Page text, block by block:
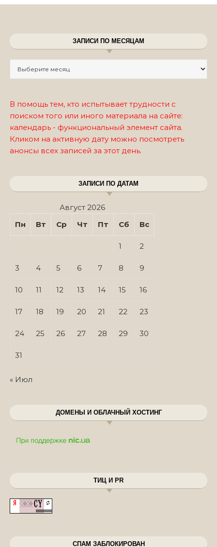
ЗАПИСИ ПО МЕСЯЦАМ
В помощь тем, кто испытывает трудности с
поиском того или иного материала на сайте:
календарь - функциональный элемент сайта.
Кликом на активную дату можно посмотреть
анонсы всех записей за этот день.
ЗАПИСИ ПО ДАТАМ
Август 2026
Пн
Вт Ср Чт Пт Сб Вс
1 2
3 4 5 6 7 8 9
10 11 12 13 14 15 16
17 18 19 20 21 22 23
24 25 26 27 28 29 30
31
« Июл
ДОМЕНЫ И ОБЛАЧНЫЙ ХОСТИНГ
ТИЦ И PR
СПАМ ЗАБЛОКИРОВАН